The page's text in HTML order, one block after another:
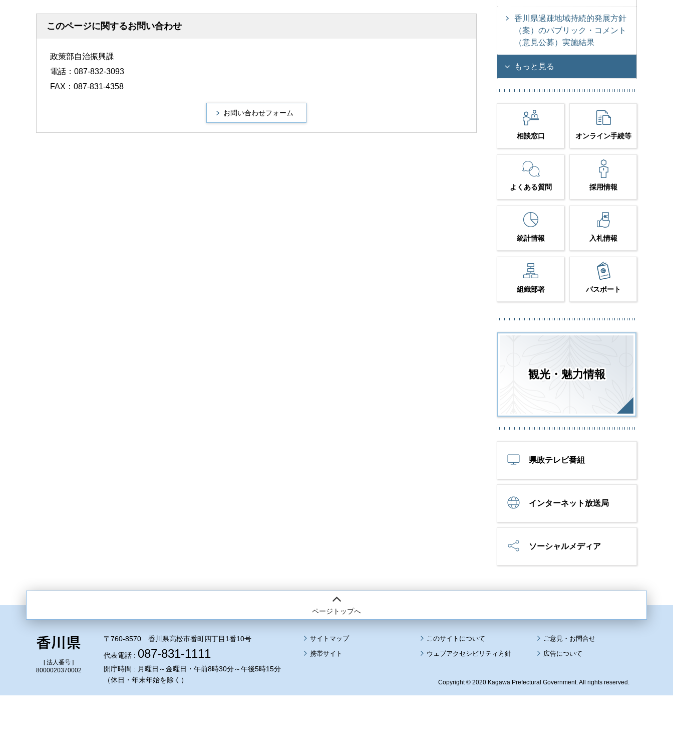
このページに関するお問い合わせ
政策部自治振興課
電話：087-832-3093
FAX：087-831-4358
香川県過疎地域持続的発展方針
（案）のパブリック・コメント
（意見公募）実施結果
もっと見る
相談窓口 オンライン手続等
よくある質問 採用情報
統計情報 入札情報
組織部署 パスポート
観光・魅力情報
県政テレビ番組
インターネット放送局
ソーシャルメディア
ページトップへ
[ 法人番号 ]
8000020370002
〒760-8570 香川県高松市番町四丁目1番10号
代表電話 : 087-831-1111
開庁時間 : 月曜日～金曜日・午前8時30分～午後5時15分
（休日・年末年始を除く）
サイトマップ
このサイトについて
携帯サイト
ウェブアクセシビリティ方針 広告について
Copyright © 2020 Kagawa Prefectural Government. All rights reserved.